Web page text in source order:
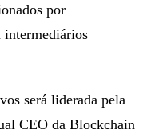
por
intermediários
será liderada pela
CEO da Blockchain